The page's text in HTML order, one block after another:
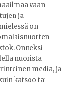
vaan
ja
on
Onneksi
nuorista
media, ja
katsoo tai